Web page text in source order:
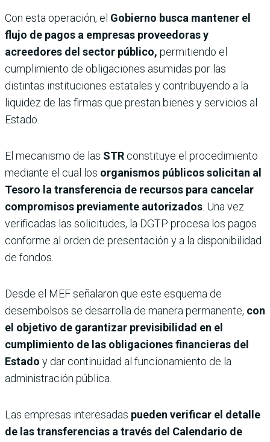
Con esta operación, el Gobierno busca mantener el
flujo de pagos a empresas proveedoras y
acreedores del sector público, permitiendo el
cumplimiento de obligaciones asumidas por las
distintas instituciones estatales y contribuyendo a la
liquidez de las firmas que prestan bienes y servicios al
Estado.
El mecanismo de las STR constituye el procedimiento
mediante el cual los organismos públicos solicitan al
Tesoro la transferencia de recursos para cancelar
compromisos previamente autorizados. Una vez
verificadas las solicitudes, la DGTP procesa los pagos
conforme al orden de presentación y a la disponibilidad
de fondos.
Desde el MEF señalaron que este esquema de
desembolsos se desarrolla de manera permanente, con
el objetivo de garantizar previsibilidad en el
cumplimiento de las obligaciones financieras del
Estado y dar continuidad al funcionamiento de la
administración pública.
Las empresas interesadas pueden verificar el detalle
de las transferencias a través del Calendario de